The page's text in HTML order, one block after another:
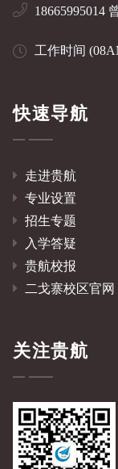
18665995014
工作时间
快速导航
走进贵航
专业设置
招生专题
入学答疑
贵航校报
二戈寨校区官网
关注贵航